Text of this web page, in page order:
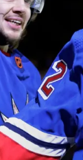
Curling
Dostihy
Florbal
Futsal
Golf